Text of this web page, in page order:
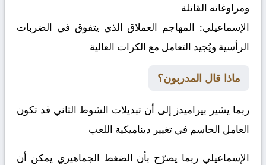
ومراوغاته القاتلة
الإسماعيلي: المهاجم العملاق الذي يتفوق في الضربات
الرأسية ويُجيد التعامل مع الكرات العالية
ماذا قال المدربون؟
ربما يشير بيراميدز إلى أن تبديلات الشوط الثاني قد تكون
العامل الحاسم في تغيير ديناميكية اللعب
الإسماعيلي ربما يصرّح بأن الضغط الجماهيري يمكن أن